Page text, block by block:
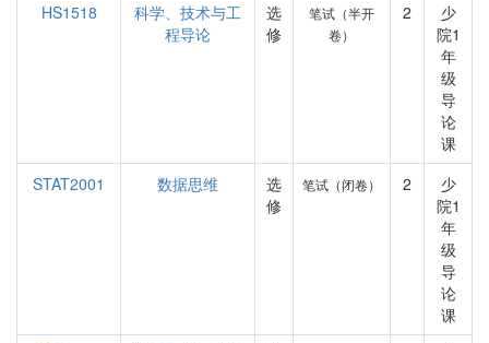
HS1518
科学、技术与工
程导论
选
修
笔试（半开
卷）
2
少
院1
年
级
导
论
课
STAT2001
数据思维
选
修
笔试（闭卷） 2
少
院1
年
级
导
论
课